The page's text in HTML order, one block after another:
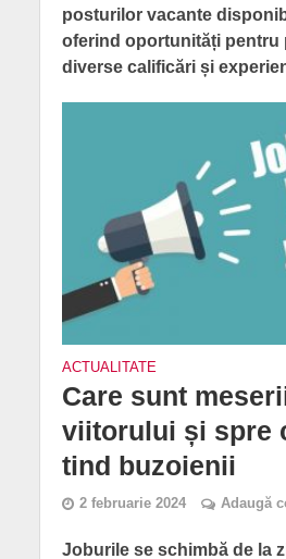
posturilor vacante
oferind oportunități pentru
diverse calificări și
ACTUALITATE
Care sunt
viitorului și spre
tind buzoienii
2 februarie 2024 Adaugă
Joburile se schimbă de la